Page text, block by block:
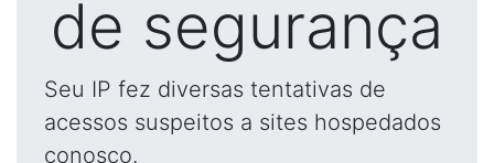
de segurança
Seu IP fez diversas tentativas de
acessos suspeitos a sites hospedados
conosco.